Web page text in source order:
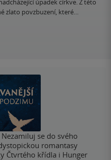
úpadek církve. Z této
zlato povzbuzení, které…
se do svého
romantasy
Čtvrtého křídla i Hunger